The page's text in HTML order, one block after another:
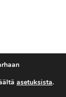
asetuksista.